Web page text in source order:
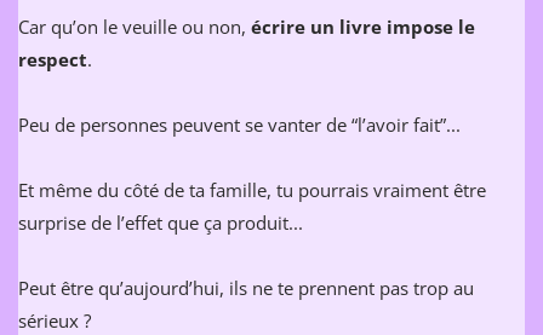
Car qu’on le veuille ou non, écrire un livre impose le
respect.
Peu de personnes peuvent se vanter de “l’avoir fait”...
Et même du côté de ta famille, tu pourrais vraiment être
surprise de l’effet que ça produit...
Peut être qu’aujourd’hui, ils ne te prennent pas trop au
sérieux ?